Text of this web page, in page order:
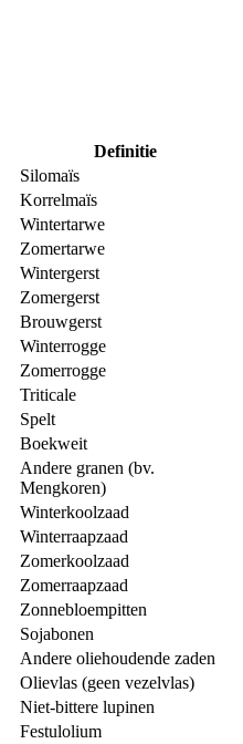
Definitie
Silomaïs
Korrelmaïs
Wintertarwe
Zomertarwe
Wintergerst
Zomergerst
Brouwgerst
Winterrogge
Zomerrogge
Triticale
Spelt
Boekweit
Andere granen (bv.
Mengkoren)
Winterkoolzaad
Winterraapzaad
Zomerkoolzaad
Zomerraapzaad
Zonnebloempitten
Sojabonen
Andere oliehoudende zaden
Olievlas (geen vezelvlas)
Niet-bittere lupinen
Festulolium